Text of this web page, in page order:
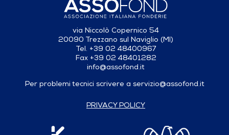
via Niccolò Copernico 54
20090 Trezzano sul Naviglio (MI)
Tel. +39 02 48400967
Fax +39 02 48401282
info@assofond.it
Per problemi tecnici scrivere a servizio@assofond.it
PRIVACY POLICY